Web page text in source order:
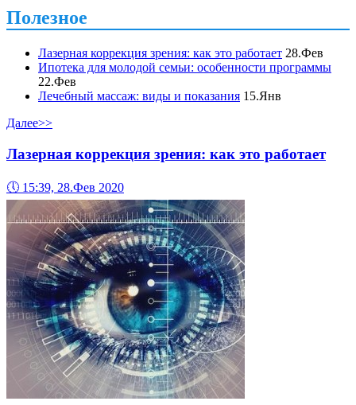
Полезное
Лазерная коррекция зрения: как это работает 28.Фев
Ипотека для молодой семьи: особенности программы
22.Фев
Лечебный массаж: виды и показания 15.Янв
Далее>>
Лазерная коррекция зрения: как это работает
🕔 15:39, 28.Фев 2020